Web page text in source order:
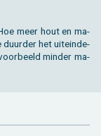
meer hout en ma­
duur­der het uit­ein­de­
min­der ma­